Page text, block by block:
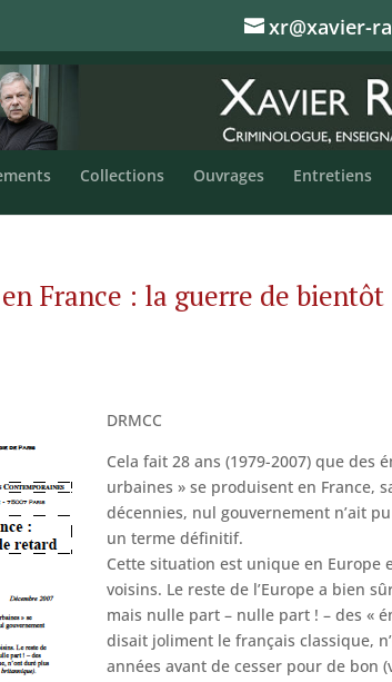
xr@xavier-
Collections Ouvrages Entretiens
France : la guerre de
DRMCC
Cela fait 28 ans (1979-2007) que des
urbaines » se produisent en France,
décennies, nul gouvernement n’ait
un terme définitif.
Cette situation est unique en Europe
voisins. Le reste de l’Europe a bien
mais nulle part – nulle part ! – des «
disait joliment le français classique,
années avant de cesser pour de bon